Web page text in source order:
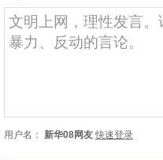
用户名： 新华08网友 快速登录